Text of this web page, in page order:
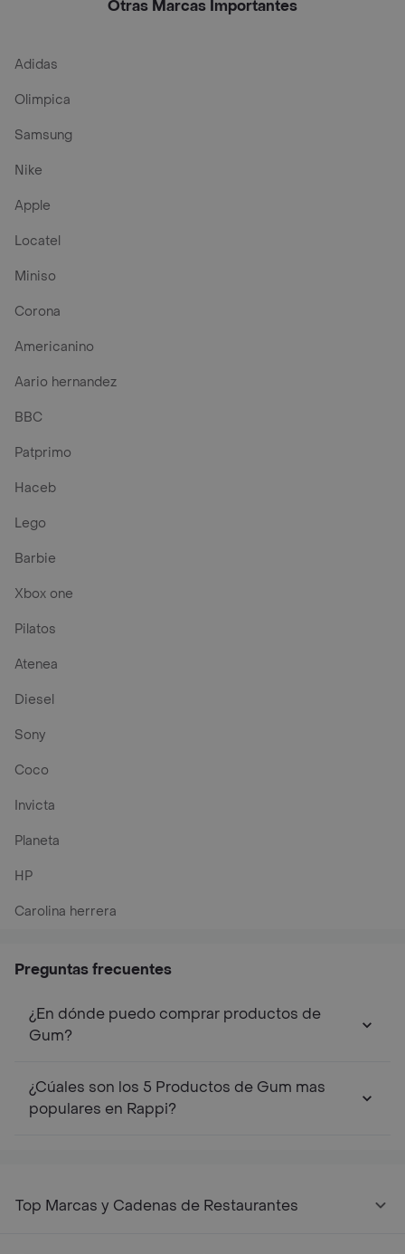
Otras Marcas Importantes
Adidas
Olimpica
Samsung
Nike
Apple
Locatel
Miniso
Corona
Americanino
Aario hernandez
BBC
Patprimo
Haceb
Lego
Barbie
Xbox one
Pilatos
Atenea
Diesel
Sony
Coco
Invicta
Planeta
HP
Carolina herrera
Preguntas frecuentes
¿En dónde puedo comprar productos de
Gum?
¿Cúales son los 5 Productos de Gum mas
populares en Rappi?
Top Marcas y Cadenas de Restaurantes